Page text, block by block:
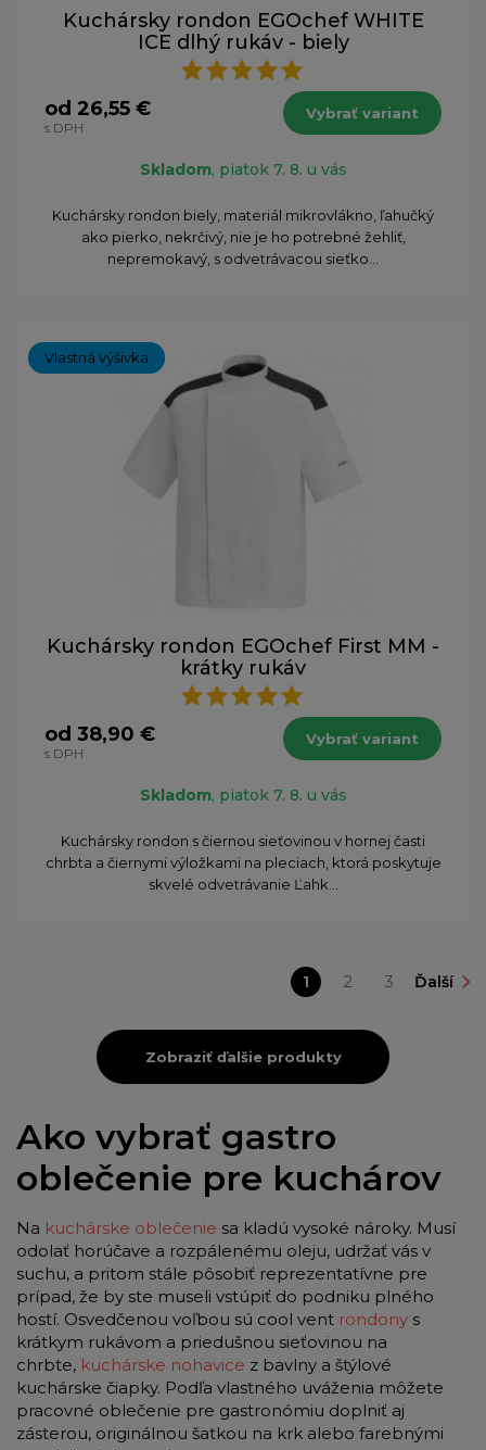
Kuchársky rondon EGOchef WHITE
ICE dlhý rukáv - biely
od 26,55 €
s DPH
Vybrať variant
Skladom, piatok 7. 8. u vás
Kuchársky rondon biely, materiál mikrovlákno, ľahučký
ako pierko, nekrčivý, nie je ho potrebné žehliť,
nepremokavý, s odvetrávacou sieťko...
Vlastná výšivka
Kuchársky rondon EGOchef First MM -
krátky rukáv
od 38,90 €
s DPH
Vybrať variant
Skladom, piatok 7. 8. u vás
​Kuchársky rondon s čiernou sieťovinou v hornej časti
chrbta a čiernymi výložkami na pleciach, ktorá poskytuje
skvelé odvetrávanie Ľahk...
1 2 3 Ďalší
Zobraziť ďalšie produkty
Ako vybrať gastro
oblečenie pre kuchárov
Na kuchárske oblečenie sa kladú vysoké nároky. Musí
odolať horúčave a rozpálenému oleju, udržať vás v
suchu, a pritom stále pôsobiť reprezentatívne pre
prípad, že by ste museli vstúpiť do podniku plného
hostí. Osvedčenou voľbou sú cool vent rondony s
krátkym rukávom a priedušnou sieťovinou na
chrbte, kuchárske nohavice z bavlny a štýlové
kuchárske čiapky. Podľa vlastného uváženia môžete
pracovné oblečenie pre gastronómiu doplniť aj
zásterou, originálnou šatkou na krk alebo farebnými